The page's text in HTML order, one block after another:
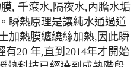
, 千滾水,隔夜水,內膽水垢
瞬熱原理是讓純水通過道
加熱膜纏繞絲加熱,因此瞬
有20 年,直到2014年才開始